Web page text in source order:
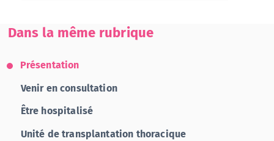
Dans la même rubrique
Présentation
Venir en consultation
Être hospitalisé
Unité de transplantation thoracique